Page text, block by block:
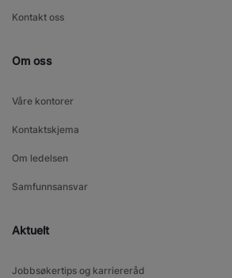
Kontakt oss
Om oss
Våre kontorer
Kontaktskjema
Om ledelsen
Samfunnsansvar
Aktuelt
Jobbsøkertips og karriereråd